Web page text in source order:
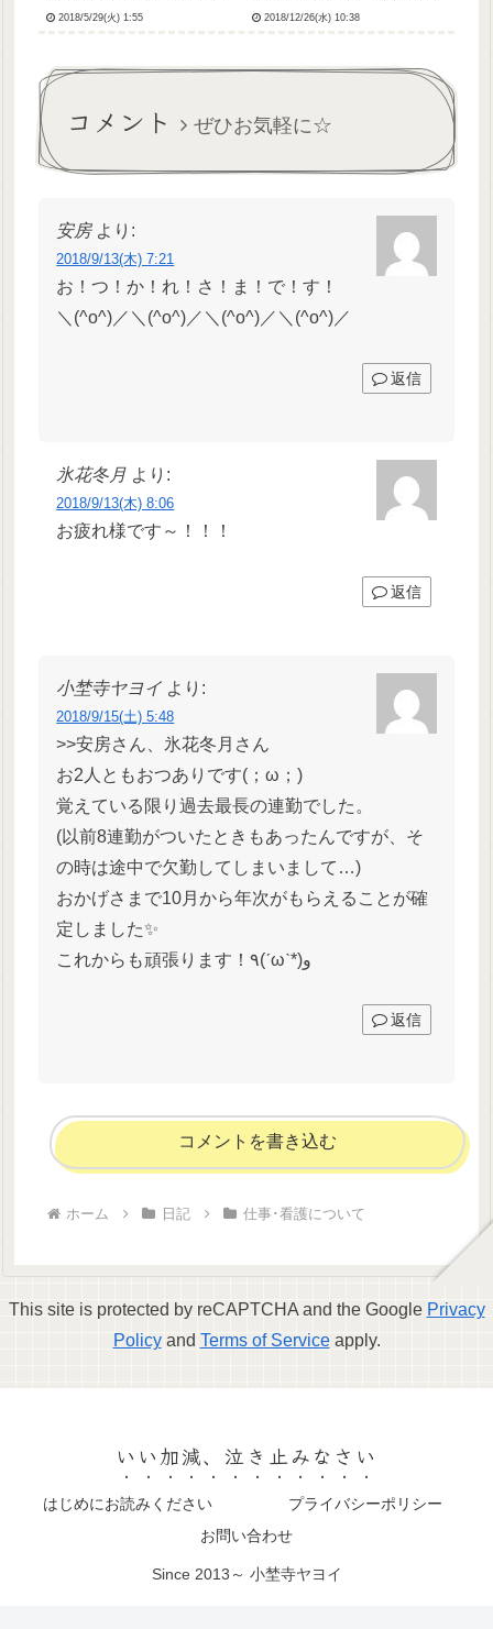
たの。きのうの午後、静かに
昨日の日勤帯では、SpO2が
80%台にまで下がっちゃっ
て、...
2018/5/29(火) 1:55
スミン(強心薬)持ってきてっ
ミンって何ですかと聞いてし
て...
2018/12/26(水) 10:38
コメント ぜひお気軽に☆
安房 より:
2018/9/13(木) 7:21
お！つ！か！れ！さ！ま！で！す！
＼(^o^)／＼(^o^)／＼(^o^)／＼(^o^)／
返信
氷花冬月 より:
2018/9/13(木) 8:06
お疲れ様です～！！！
返信
小埜寺ヤヨイ より:
2018/9/15(土) 5:48
>>安房さん、氷花冬月さん
お2人ともおつありです(；ω；)
覚えている限り過去最長の連勤でした。
(以前8連勤がついたときもあったんですが、そ
の時は途中で欠勤してしまいまして…)
おかげさまで10月から年次がもらえることが確
定しました✨
これからも頑張ります！٩(ˊωˋ*)و
返信
コメントを書き込む
ホーム 日記 仕事･看護について
This site is protected by reCAPTCHA and the Google Privacy
Policyand Terms of Serviceapply.
いい加減、泣き止みなさい
はじめにお読みください
プライバシーポリシー
お問い合わせ
Since 2013～ 小埜寺ヤヨイ